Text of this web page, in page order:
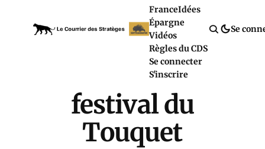
FranceIdées
Épargne
Vidéos
Règles du CDS
Se connecter
S'inscrire
Se
festival du
Touquet